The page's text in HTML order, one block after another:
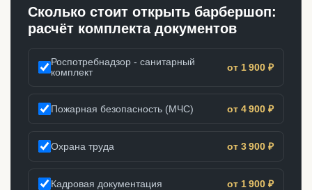
Сколько стоит открыть барбершоп:
расчёт комплекта документов
Роспотребнадзор - санитарный
комплект
от 1 900 ₽
Пожарная безопасность (МЧС) от 4 900 ₽
Охрана труда от 3 900 ₽
Кадровая документация от 1 900 ₽